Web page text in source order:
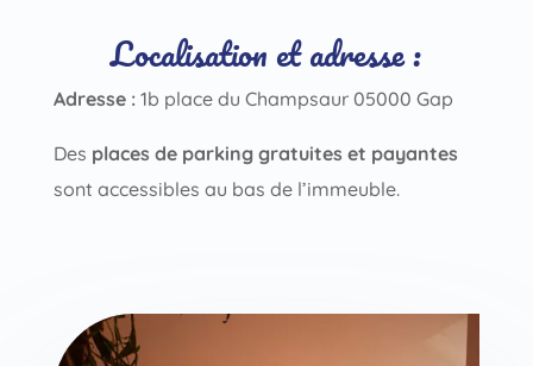
Localisation et adresse :
Adresse :1b place du Champsaur 05000 Gap
Des places de parking gratuites et payantes
sont accessibles au bas de l’immeuble.